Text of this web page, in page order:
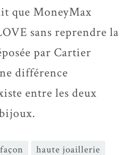
que MoneyMax
sans reprendre la
par Cartier
différence
entre les deux
haute joaillerie